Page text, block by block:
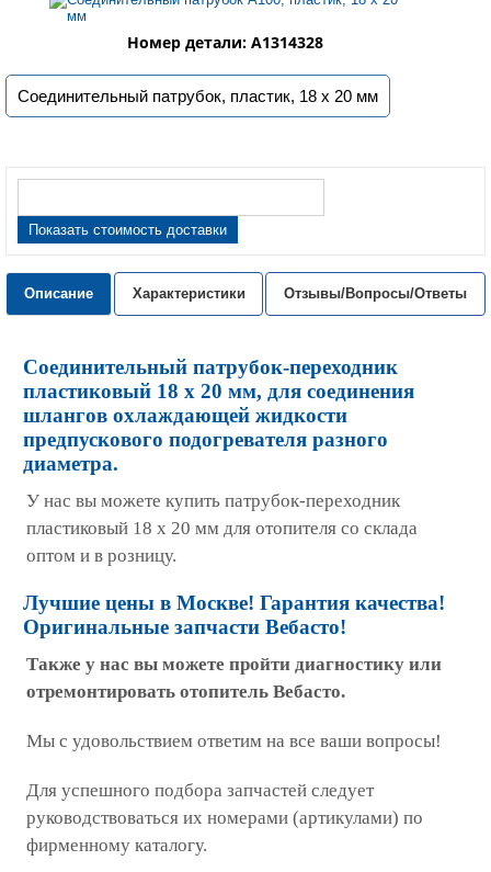
Номер детали: A1314328
Соединительный патрубок, пластик, 18 х 20 мм
Показать стоимость доставки
Описание Характеристики Отзывы/Вопросы/Ответы
Соединительный патрубок-переходник
пластиковый 18 х 20 мм, для соединения
шлангов охлаждающей жидкости
предпускового подогревателя разного
диаметра.
У нас вы можете купить патрубок-переходник
пластиковый 18 х 20 мм для отопителя со склада
оптом и в розницу.
Лучшие цены в Москве! Гарантия качества!
Оригинальные запчасти Вебасто!
Также у нас вы можете пройти диагностику или
отремонтировать отопитель Вебасто.
Мы с удовольствием ответим на все ваши вопросы!
Для успешного подбора запчастей следует
руководствоваться их номерами (артикулами) по
фирменному каталогу.